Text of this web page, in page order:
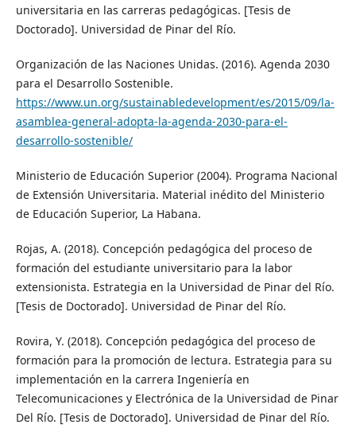
universitaria en las carreras pedagógicas. [Tesis de
Doctorado]. Universidad de Pinar del Río.
Organización de las Naciones Unidas. (2016). Agenda 2030
para el Desarrollo Sostenible.
https://www.un.org/sustainabledevelopment/es/2015/09/la-
asamblea-general-adopta-la-agenda-2030-para-el-
desarrollo-sostenible/
Ministerio de Educación Superior (2004). Programa Nacional
de Extensión Universitaria. Material inédito del Ministerio
de Educación Superior, La Habana.
Rojas, A. (2018). Concepción pedagógica del proceso de
formación del estudiante universitario para la labor
extensionista. Estrategia en la Universidad de Pinar del Río.
[Tesis de Doctorado]. Universidad de Pinar del Río.
Rovira, Y. (2018). Concepción pedagógica del proceso de
formación para la promoción de lectura. Estrategia para su
implementación en la carrera Ingeniería en
Telecomunicaciones y Electrónica de la Universidad de Pinar
Del Río. [Tesis de Doctorado]. Universidad de Pinar del Río.